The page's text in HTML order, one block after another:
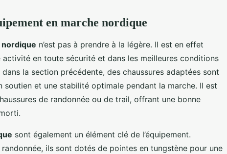
en marche nordique
n’est pas à prendre à la légère. Il est en effet
en toute sécurité et dans les meilleures conditions
la section précédente, des chaussures adaptées sont
soutien et une stabilité optimale pendant la marche. Il est
de randonnée ou de trail, offrant une bonne
sont également un élément clé de l’équipement.
ils sont dotés de pointes en tungstène pour une